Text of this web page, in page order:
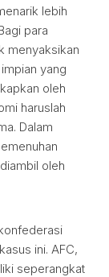
lebih
para
menyaksikan
yang
oleh
haruslah
Dalam
oleh
ini. AFC,
seperangkat